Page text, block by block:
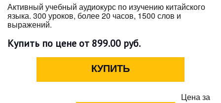
Активный учебный аудиокурс по изучению китайского
языка. 300 уроков, более 20 часов, 1500 слов и
выражений.
Купить по цене от 899.00 руб.
Цена за